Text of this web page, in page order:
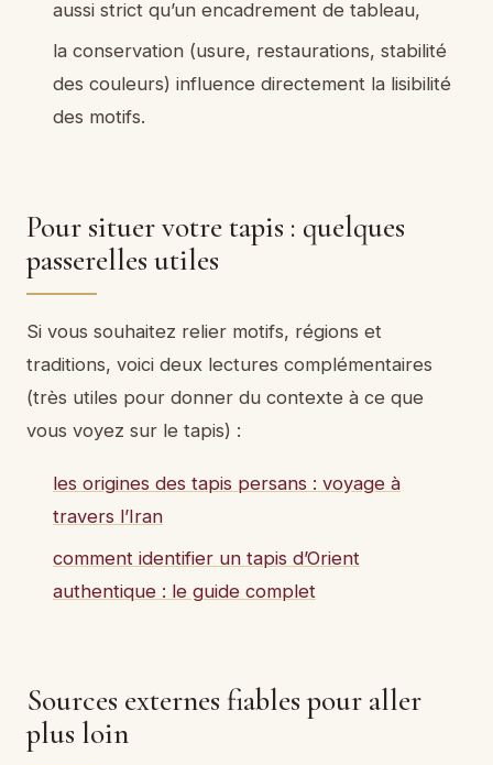
aussi strict qu’un encadrement de tableau,
la conservation (usure, restaurations, stabilité
des couleurs) influence directement la lisibilité
des motifs.
Pour situer votre tapis : quelques
passerelles utiles
Si vous souhaitez relier motifs, régions et
traditions, voici deux lectures complémentaires
(très utiles pour donner du contexte à ce que
vous voyez sur le tapis) :
les origines des tapis persans : voyage à
travers l’Iran
comment identifier un tapis d’Orient
authentique : le guide complet
Sources externes fiables pour aller
plus loin